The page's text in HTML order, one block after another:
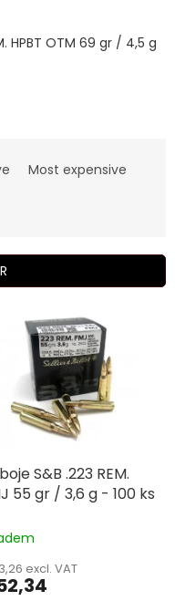
HPBT OTM 69 gr / 4,5 g
Most expensive
S&B .223 REM.
55 gr / 3,6 g - 100 ks
excl. VAT